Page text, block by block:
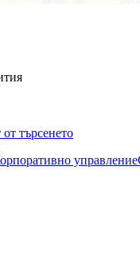
от търсенето
управление